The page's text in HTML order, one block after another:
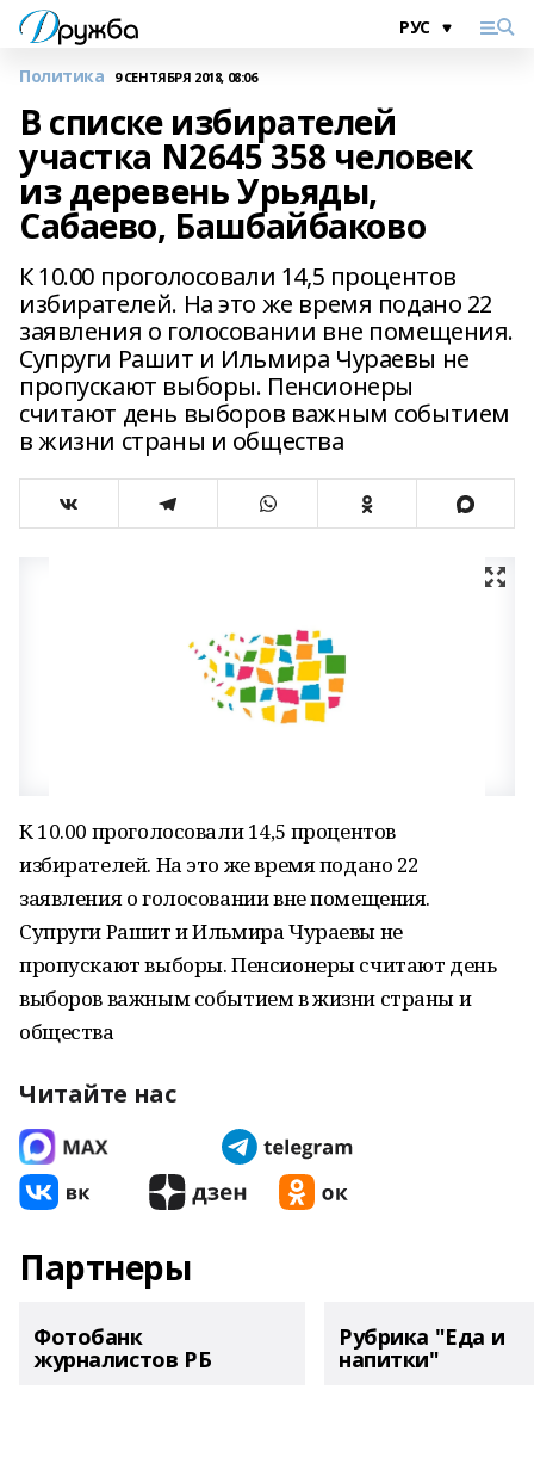
Политика 9 СЕНТЯБРЯ 2018, 08:06
В списке избирателей
участка N2645 358 человек
из деревень Урьяды,
Сабаево, Башбайбаково
К 10.00 проголосовали 14,5 процентов
избирателей. На это же время подано 22
заявления о голосовании вне помещения.
Супруги Рашит и Ильмира Чураевы не
пропускают выборы. Пенсионеры
считают день выборов важным событием
в жизни страны и общества
К 10.00 проголосовали 14,5 процентов
избирателей. На это же время подано 22
заявления о голосовании вне помещения.
Супруги Рашит и Ильмира Чураевы не
пропускают выборы. Пенсионеры считают день
выборов важным событием в жизни страны и
общества
Читайте нас
Партнеры
Фотобанк
журналистов РБ
Рубрика "Еда и
напитки"